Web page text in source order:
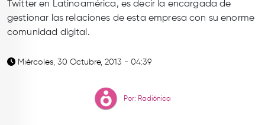
Twitter en Latinoamérica, es decir la encargada de
gestionar las relaciones de esta empresa con su enorme
comunidad digital.
Miércoles, 30 Octubre, 2013 - 04:39
Por: Radiónica